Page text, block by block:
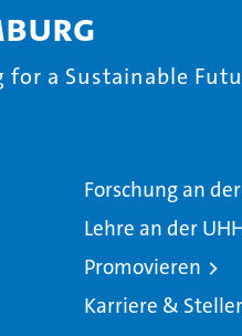
a Sustainable
Forschung an
Lehre an der
Promovieren
Karriere &